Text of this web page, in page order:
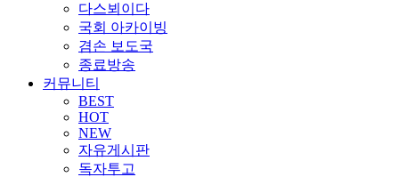
다스뵈이다
국회 아카이빙
겸손 보도국
종료방송
커뮤니티
BEST
HOT
NEW
자유게시판
독자투고